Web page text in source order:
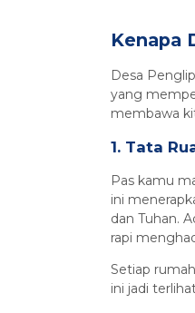
Kenapa
Desa
yang
membawa
1. Tata
Pas kamu
ini
dan Tuhan.
rapi
Setiap
ini jadi